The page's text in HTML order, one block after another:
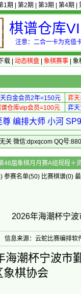
1期 第2期 第3期 第4期
棋谱仓库
注意：二合一卡为充值
载| 动态棋盘| 象棋赛事| 象
白金会员2年=150元
弈
谱仓库vip会员=100元 弈
编排大师 小河
关 微信:dpxqcom QQ号
州区第48届象棋月
参赛名单(50) 比赛棋谱(0)
2026年海潮杯宁
信息来源：云蛇比赛编排软
海潮杯宁波市
象棋协会